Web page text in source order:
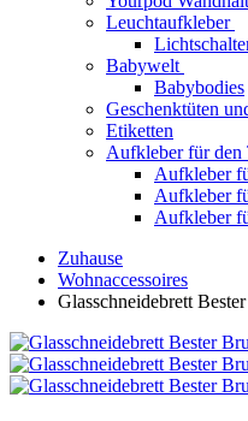
Leuchtaufkleber
Babywelt
Babybodies
Geschenktüten
Etiketten
Aufkleber für den
Aufkleber
Aufkleber
Aufkleber
Zuhause
Wohnaccessoires
Glasschneidebrett